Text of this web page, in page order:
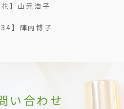
】山元浩子
】陣内博子
い合わ せ